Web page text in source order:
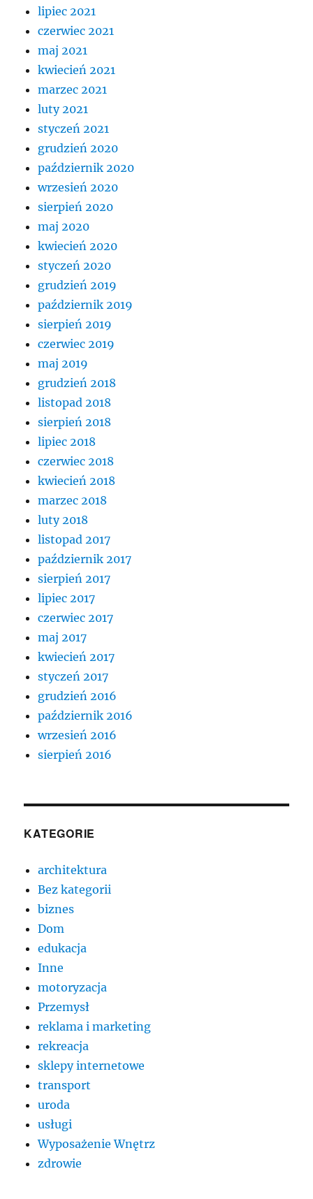
lipiec 2021
czerwiec 2021
maj 2021
kwiecień 2021
marzec 2021
luty 2021
styczeń 2021
grudzień 2020
październik 2020
wrzesień 2020
sierpień 2020
maj 2020
kwiecień 2020
styczeń 2020
grudzień 2019
październik 2019
sierpień 2019
czerwiec 2019
maj 2019
grudzień 2018
listopad 2018
sierpień 2018
lipiec 2018
czerwiec 2018
kwiecień 2018
marzec 2018
luty 2018
listopad 2017
październik 2017
sierpień 2017
lipiec 2017
czerwiec 2017
maj 2017
kwiecień 2017
styczeń 2017
grudzień 2016
październik 2016
wrzesień 2016
sierpień 2016
KATEGORIE
architektura
Bez kategorii
biznes
Dom
edukacja
Inne
motoryzacja
Przemysł
reklama i marketing
rekreacja
sklepy internetowe
transport
uroda
usługi
Wyposażenie Wnętrz
zdrowie